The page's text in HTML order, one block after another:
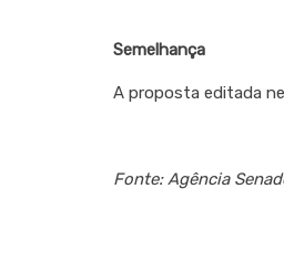
Semelhança
A proposta editada
Fonte: Agência